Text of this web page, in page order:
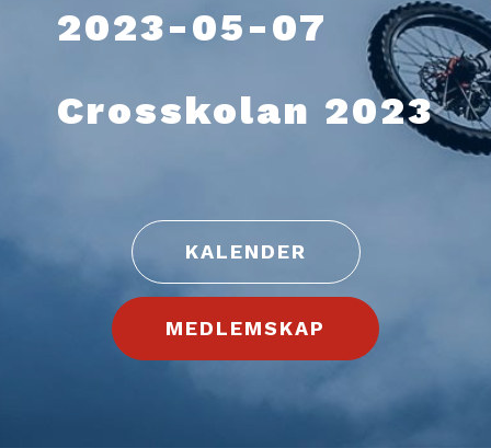
2023-05-07
Crosskolan 2023
KALENDER
MEDLEMSKAP